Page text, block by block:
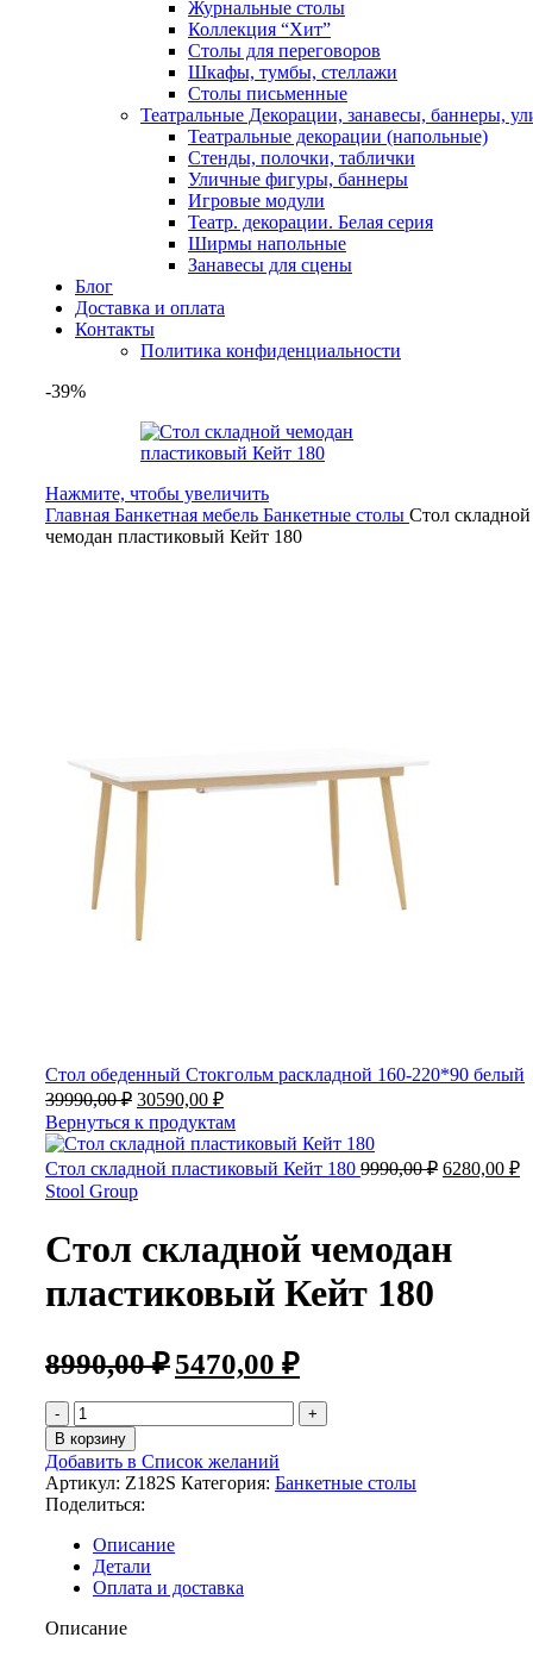
Журнальные столы
Коллекция “Хит”
Столы для переговоров
Шкафы, тумбы, стеллажи
Столы письменные
Театральные Декорации, занавесы, баннеры,
Театральные декорации (напольные)
Стенды, полочки, таблички
Уличные фигуры, баннеры
Игровые модули
Театр. декорации. Белая серия
Ширмы напольные
Занавесы для сцены
Блог
Доставка и оплата
Контакты
Политика конфиденциальности
-39%
Нажмите, чтобы увеличить
Главная Банкетная мебель Банкетные столы Стол складной
чемодан пластиковый Кейт 180
Стол обеденный Стокгольм раскладной 160-220*90 белый
39990,00₽ 30590,00 ₽
Вернуться к продуктам
Стол складной пластиковый Кейт 180 9990,00₽ 6280,00 ₽
Stool Group
Стол складной чемодан
пластиковый Кейт 180
8990,00₽5470,00 ₽
В корзину
Добавить в Список желаний
Артикул: Z182S Категория: Банкетные столы
Поделиться:
Описание
Детали
Оплата и доставка
Описание